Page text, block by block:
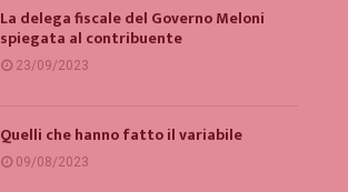
La delega fiscale del Governo Meloni
spiegata al contribuente
23/09/2023
Quelli che hanno fatto il variabile
09/08/2023